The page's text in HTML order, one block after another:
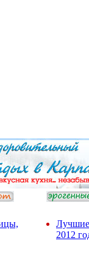
Лучшие
2012